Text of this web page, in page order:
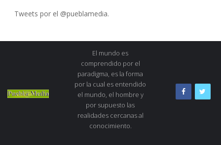
Tweets por el @pueblamedia.
El mundo es
comprendido por el
paradigma, es la forma
por la cual es entendido
el mundo, el hombre y
por supuesto las
realidades cercanas al
conocimiento.